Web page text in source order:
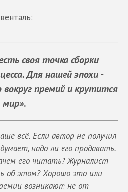
своя точка сборки
Для нашей эпохи -
премий и крутится
мир».
всё. Если автор не получил
надо ли его продавать.
его читать? Журналист
об этом? Хорошо это или
возникают не от